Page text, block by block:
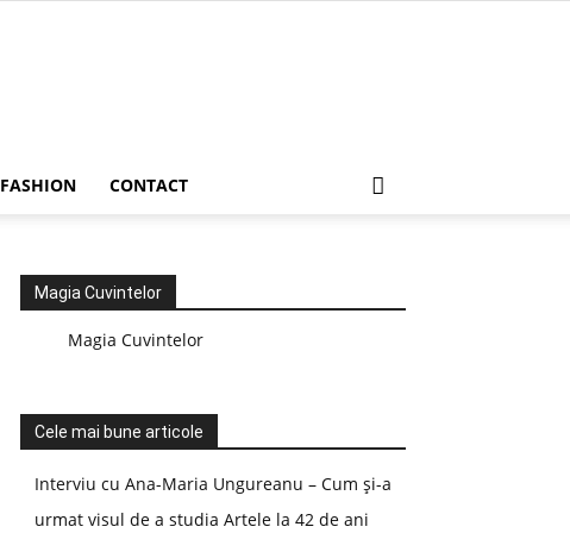
FASHION CONTACT
Magia Cuvintelor
Magia Cuvintelor
Cele mai bune articole
Interviu cu Ana-Maria Ungureanu – Cum și-a
urmat visul de a studia Artele la 42 de ani